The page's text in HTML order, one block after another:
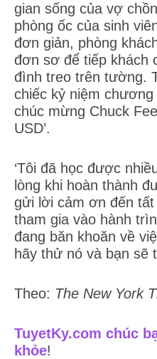
gian sống của vợ
phòng ốc của sinh
đơn giản, phòng
đơn sơ để tiếp khách
đình treo trên tường.
chiếc kỷ niệm chương
chúc mừng Chuck
USD’.
‘Tôi đã học được
lòng khi hoàn thành
gửi lời cảm ơn đến
tham gia vào hành
đang băn khoăn về
hãy thử nó và bạn sẽ
Theo: The New York
TuyetKy.com chúc
khỏe!